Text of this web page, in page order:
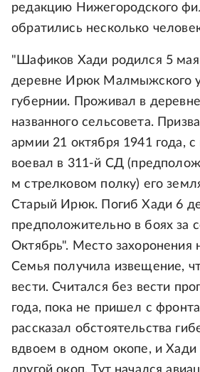
редакцию Нижегородского
обратились несколько
"Шафиков Хади родился 5 мая
деревне Ирюк Малмыжского
губернии. Проживал в
названного сельсовета.
армии 21 октября 1941 года,
воевал в 311-й СД
м стрелковом полку) его
Старый Ирюк. Погиб Хади 6
предположительно в боях за
Октябрь". Место захоронения
Семья получила извещение,
вести. Считался без вести
года, пока не пришел с
рассказал обстоятельства
вдвоем в одном окопе, и